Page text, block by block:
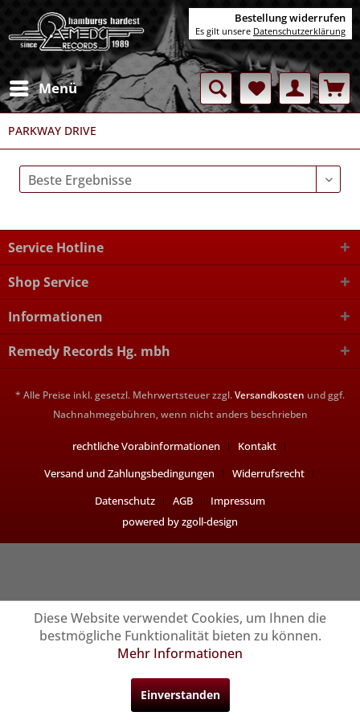
Menü
PARKWAY DRIVE
Service Hotline
Shop Service
Informationen
Remedy Records Hg. mbh
* Alle Preise inkl. gesetzl. Mehrwertsteuer zzgl.Versandkosten und ggf.
Nachnahmegebühren, wenn nicht anders beschrieben
rechtliche Vorabinformationen
Kontakt
Versand und Zahlungsbedingungen
Widerrufsrecht
Datenschutz
AGB
Impressum
powered by zgoll-design
Bestellung widerrufen
Es gilt unsere Datenschutzerklärung
Diese Website verwendet Cookies, um Ihnen die
bestmögliche Funktionalität bieten zu können.
Mehr Informationen
Einverstanden